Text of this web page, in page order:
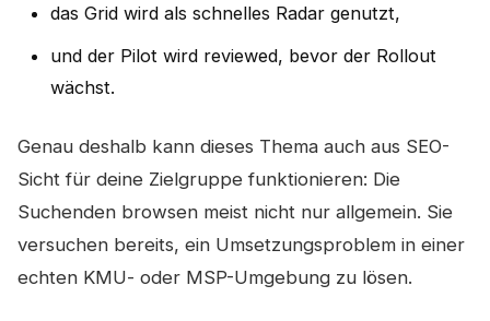
das Grid wird als schnelles Radar genutzt,
und der Pilot wird reviewed, bevor der Rollout
wächst.
Genau deshalb kann dieses Thema auch aus SEO-
Sicht für deine Zielgruppe funktionieren: Die
Suchenden browsen meist nicht nur allgemein. Sie
versuchen bereits, ein Umsetzungsproblem in einer
echten KMU- oder MSP-Umgebung zu lösen.